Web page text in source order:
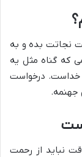
نجاتت بده و به
که گناه مثل یه
خداست. درخواست
جهنمه.
نباید از رحمت